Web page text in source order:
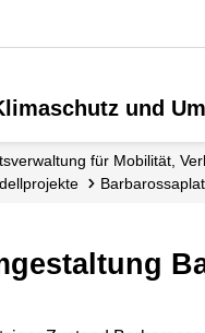
und
für Mobilität,